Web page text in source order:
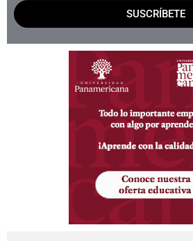
SUSCRÍBETE